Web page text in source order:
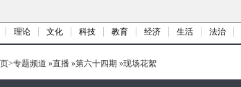
理论 文化 科技 教育 经济 生活 法治
>专题频道 »直播 »第六十四期 »现场花絮